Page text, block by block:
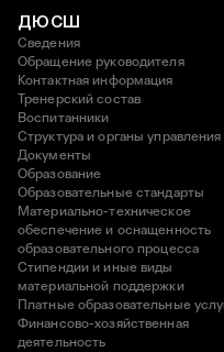
ДЮСШ
Сведения
Обращение руководителя
Контактная информация
Тренерский состав
Воспитанники
Структура и органы управления
Документы
Образование
Образовательные стандарты
Материально-техническое
обеспечение и оснащенность
образовательного процесса
Стипендии и иные виды
материальной поддержки
Платные образовательные
Финансово-хозяйственная
деятельность